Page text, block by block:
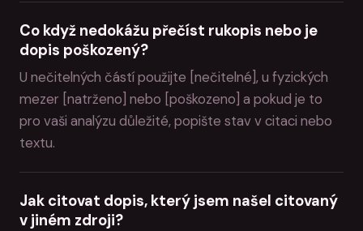
Co když nedokážu přečíst rukopis nebo je
dopis poškozený?
U nečitelných částí použijte [nečitelné], u fyzických
mezer [natrženo] nebo [poškozeno] a pokud je to
pro vaši analýzu důležité, popište stav v citaci nebo
textu.
Jak citovat dopis, který jsem našel citovaný
v jiném zdroji?